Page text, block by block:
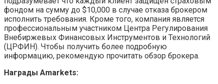
фондом на сумму до $10,000 в случае отказа брокером
исполнить требования. Кроме того, компания является
профессиональным участником Центра Регулирования
Внебиржевых Финансовых Инструментов и Технологий
(ЦРФИН). Чтобы получить более подробную
информацию, рекомендую прочитать обзор брокера.
Награды Amarkets: